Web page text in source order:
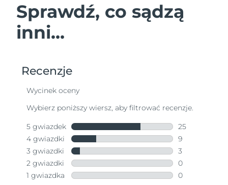
Sprawdź, co sądzą
inni...